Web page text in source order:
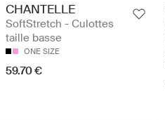
CHANTELLE
SoftStretch - Culottes
taille basse
ONE SIZE
59.70 €